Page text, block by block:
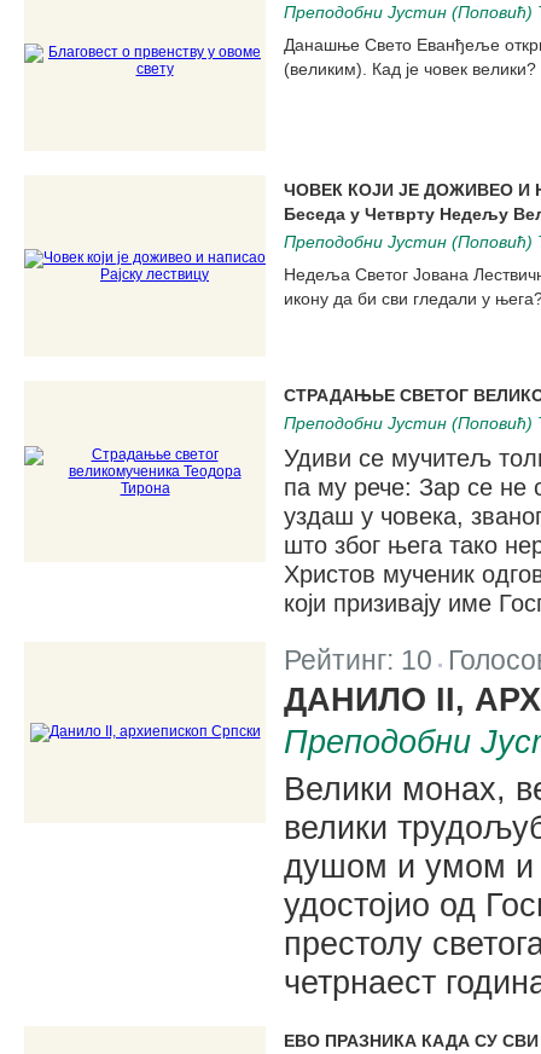
Преподобни Јустин (Поповић)
Данашње Свето Еванђеље
(великим). Кад је човек
ЧОВЕК КОЈИ ЈЕ ДОЖИВЕО И
Беседа у Четврту Недељу
Преподобни Јустин (Поповић)
Недеља Светог Јована
икону да би сви гледали у
СТРАДАЊЬЕ СВЕТОГ
Преподобни Јустин (Поповић)
Удиви се мучитељ
па му рече: Зар се не
уздаш у човека,
што због њега тако
Христов мученик
који призивају име
Рейтинг: 10
ДАНИЛО II,
Преподобни
Велики монах,
велики
душом и умом и
удостојио од
престолу
четрнаест
ЕВО ПРАЗНИКА КАДА СУ